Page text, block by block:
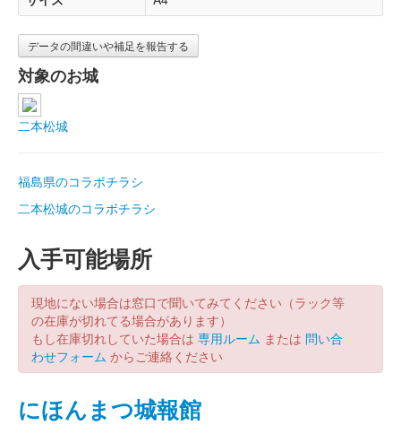
データの間違いや補足を報告する
対象のお城
二本松城
福島県のコラボチラシ
二本松城のコラボチラシ
入手可能場所
現地にない場合は窓口で聞いてみてください（ラック等
の在庫が切れてる場合があります）
もし在庫切れしていた場合は 専用ルーム または 問い合
わせフォーム からご連絡ください
にほんまつ城報館